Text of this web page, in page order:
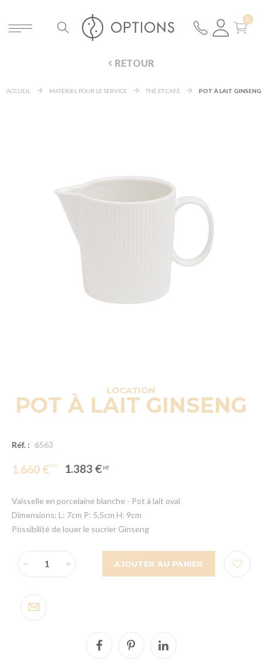
RETOUR
ACCUEIL MATÉRIEL POUR LE SERVICE THÉ ET CAFÉ POT À LAIT GINSENG
LOCATION
POT À LAIT GINSENG
Réf. : 6563
1.660 € 1.383 €
Vaisselle en porcelaine blanche - Pot à lait oval
Dimensions: L: 7cm P: 5,5cm H: 9cm
Possibilité de louer le sucrier Ginseng
AJOUTER AU PANIER